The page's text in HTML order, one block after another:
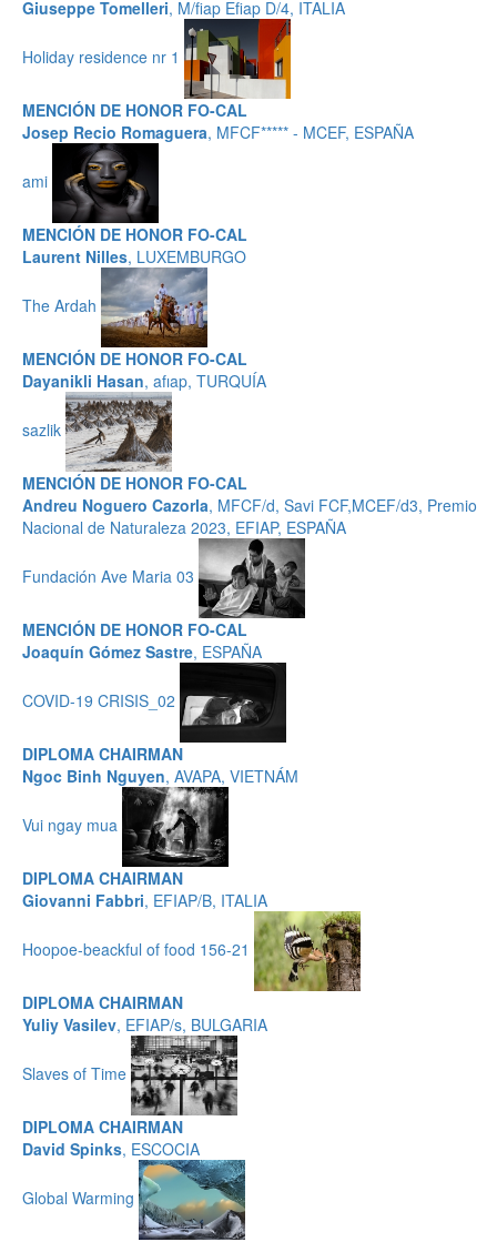
Giuseppe Tomelleri, M/fiap Efiap D/4, ITALIA
Holiday residence nr 1
MENCIÓN DE HONOR FO-CAL
Josep Recio Romaguera, MFCF***** - MCEF, ESPAÑA
ami
MENCIÓN DE HONOR FO-CAL
Laurent Nilles, LUXEMBURGO
The Ardah
MENCIÓN DE HONOR FO-CAL
Dayanikli Hasan, afıap, TURQUÍA
sazlik
MENCIÓN DE HONOR FO-CAL
Andreu Noguero Cazorla, MFCF/d, Savi FCF,MCEF/d3, Premio
Nacional de Naturaleza 2023, EFIAP, ESPAÑA
Fundación Ave Maria 03
MENCIÓN DE HONOR FO-CAL
Joaquín Gómez Sastre, ESPAÑA
COVID-19 CRISIS_02
DIPLOMA CHAIRMAN
Ngoc Binh Nguyen, AVAPA, VIETNÁM
Vui ngay mua
DIPLOMA CHAIRMAN
Giovanni Fabbri, EFIAP/B, ITALIA
Hoopoe-beackful of food 156-21
DIPLOMA CHAIRMAN
Yuliy Vasilev, EFIAP/s, BULGARIA
Slaves of Time
DIPLOMA CHAIRMAN
David Spinks, ESCOCIA
Global Warming